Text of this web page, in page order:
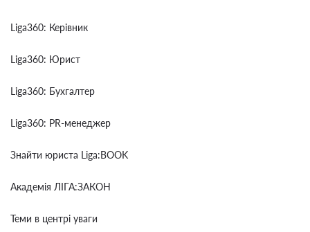
Liga360: Керівник
Liga360: Юрист
Liga360: Бухгалтер
Liga360: PR-менеджер
Знайти юриста Liga:BOOK
Академія ЛІГА:ЗАКОН
Теми в центрі уваги